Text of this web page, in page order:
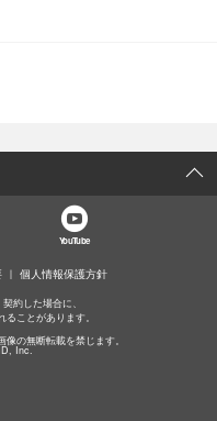
YouTube
個人情報保護方針
約した場合に、
ことがあります。
の無断転載を禁じます。
Inc.